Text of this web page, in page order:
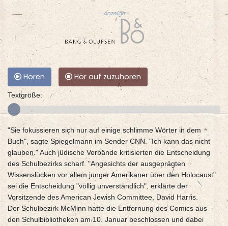
Anzeige
Hören Hör auf zuzuhören
Textgröße:
"Sie fokussieren sich nur auf einige schlimme Wörter in dem
Buch", sagte Spiegelmann im Sender CNN. "Ich kann das nicht
glauben." Auch jüdische Verbände kritisierten die Entscheidung
des Schulbezirks scharf. "Angesichts der ausgeprägten
Wissenslücken vor allem junger Amerikaner über den Holocaust"
sei die Entscheidung "völlig unverständlich", erklärte der
Vorsitzende des American Jewish Committee, David Harris.
Der Schulbezirk McMinn hatte die Entfernung des Comics aus
den Schulbibliotheken am 10. Januar beschlossen und dabei